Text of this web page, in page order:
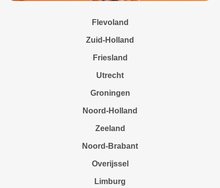
Flevoland
Zuid-Holland
Friesland
Utrecht
Groningen
Noord-Holland
Zeeland
Noord-Brabant
Overijssel
Limburg